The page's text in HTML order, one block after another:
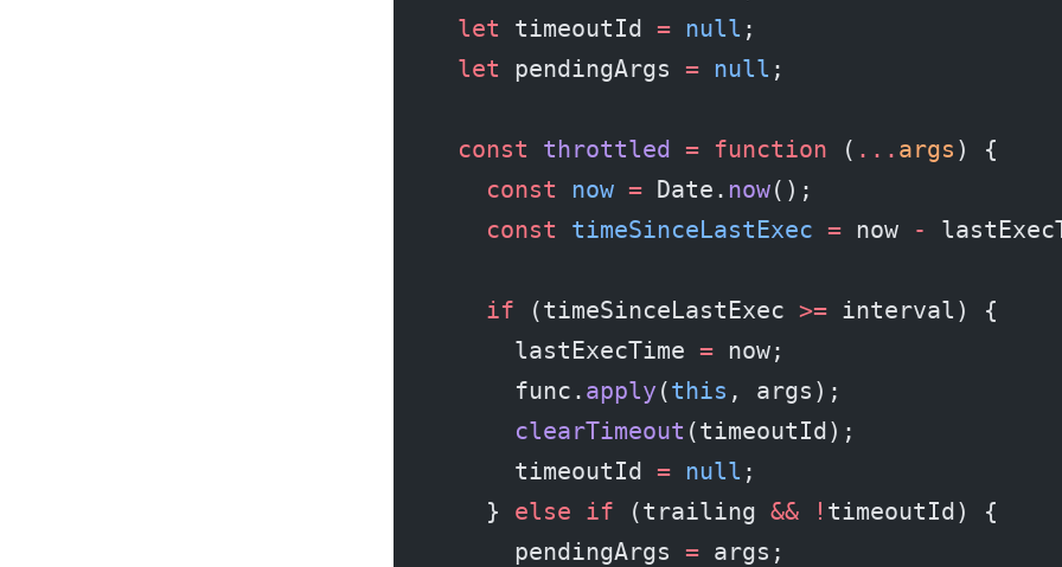
  let
timeoutId = null ;
  let
pendingArgs = null ;
  const
throttled = function ( ... args ) {
    const
now = Date. now();
    const
timeSinceLastExec = now -
    if
(timeSinceLastExec >= interval) {
      lastExecTime
= now;
      func.
apply (this , args);
      clearTimeout
(timeoutId);
      timeoutId
= null ;
    }
else if (trailing && ! timeoutId) {
      pendingArgs
= args;